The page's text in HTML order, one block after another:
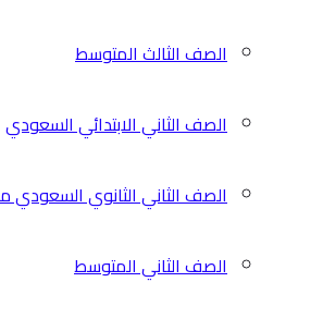
الصف الثالث المتوسط
الصف الثاني الابتدائي السعودي
الصف الثاني الثانوي السعودي
الصف الثاني المتوسط